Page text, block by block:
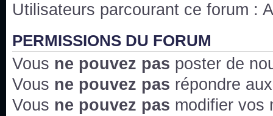
Utilisateurs parcourant ce forum :
PERMISSIONS DU FORUM
Vous ne pouvez pas poster de
Vous ne pouvez pas répondre
Vous ne pouvez pas modifier vos